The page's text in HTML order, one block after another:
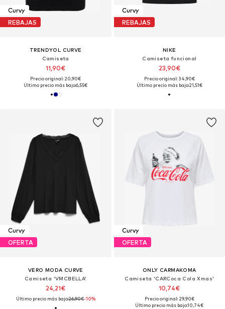
Curvy
REBAJAS
TRENDYOL CURVE
Camiseta
11,90€
Precio original: 20,90€
Último precio más bajo:6,55€
Curvy
REBAJAS
NIKE
Camiseta funcional
23,90€
Precio original: 34,90€
Último precio más bajo:21,51€
Curvy
OFERTA
VERO MODA CURVE
Camiseta 'VMCBELLA'
24,21€
Último precio más bajo:26,90€-10%
Curvy
OFERTA
ONLY CARMAKOMA
Camiseta 'CARCoca Cola Xmas'
10,74€
Precio original: 29,90€
Último precio más bajo:10,74€